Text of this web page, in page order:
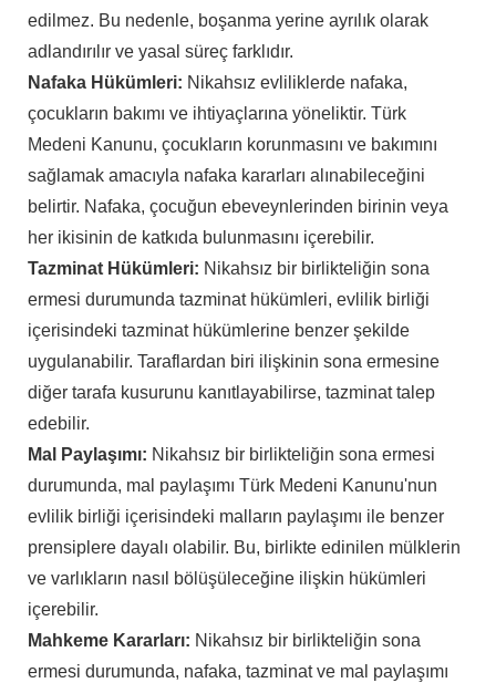
edilmez. Bu nedenle, boşanma yerine ayrılık olarak
adlandırılır ve yasal süreç farklıdır.
Nafaka Hükümleri: Nikahsız evliliklerde nafaka,
çocukların bakımı ve ihtiyaçlarına yöneliktir. Türk
Medeni Kanunu, çocukların korunmasını ve bakımını
sağlamak amacıyla nafaka kararları alınabileceğini
belirtir. Nafaka, çocuğun ebeveynlerinden birinin veya
her ikisinin de katkıda bulunmasını içerebilir.
Tazminat Hükümleri: Nikahsız bir birlikteliğin sona
ermesi durumunda tazminat hükümleri, evlilik birliği
içerisindeki tazminat hükümlerine benzer şekilde
uygulanabilir. Taraflardan biri ilişkinin sona ermesine
diğer tarafa kusurunu kanıtlayabilirse, tazminat talep
edebilir.
Mal Paylaşımı: Nikahsız bir birlikteliğin sona ermesi
durumunda, mal paylaşımı Türk Medeni Kanunu'nun
evlilik birliği içerisindeki malların paylaşımı ile benzer
prensiplere dayalı olabilir. Bu, birlikte edinilen mülklerin
ve varlıkların nasıl bölüşüleceğine ilişkin hükümleri
içerebilir.
Mahkeme Kararları: Nikahsız bir birlikteliğin sona
ermesi durumunda, nafaka, tazminat ve mal paylaşımı